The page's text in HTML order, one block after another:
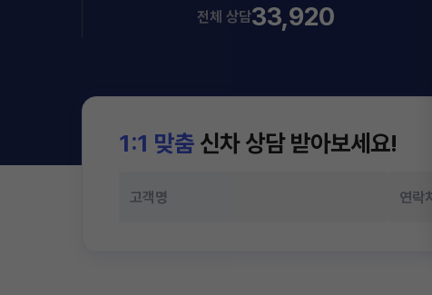
전체 상담33,920
1:1 맞춤 신차 상담 받아보세요!